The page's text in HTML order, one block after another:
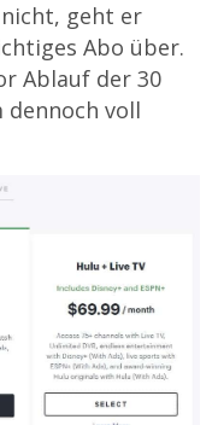
geht er
Abo über.
Ablauf der 30
voll